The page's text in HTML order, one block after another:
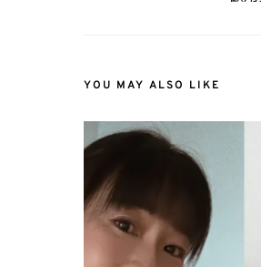
YOU MAY ALSO LIKE